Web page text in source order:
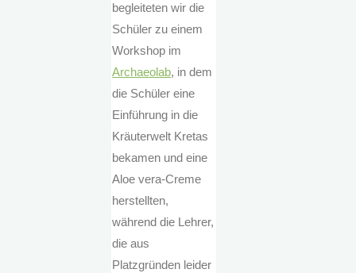
begleiteten wir die
Schüler zu einem
Workshop im
Archaeolab, in dem
die Schüler eine
Einführung in die
Kräuterwelt Kretas
bekamen und eine
Aloe vera-Creme
herstellten,
während die Lehrer,
die aus
Platzgründen leider